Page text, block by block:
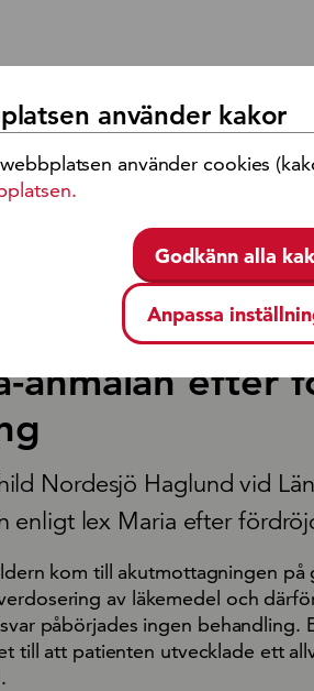
Jobb och
efter fördröjd behandling
04
anmälan efter
Nordesjö Haglund vid
enligt lex Maria efter
kom till akutmottagningen på
av läkemedel och
påbörjades ingen behandling.
till att patienten utvecklade ett
använder kakor
använder cookies
Godkänn alla
Anpassa